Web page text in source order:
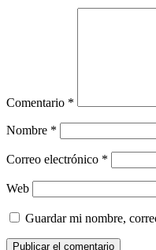
Comentario *
Nombre *
Correo electrónico *
Web
Guardar mi nombre,